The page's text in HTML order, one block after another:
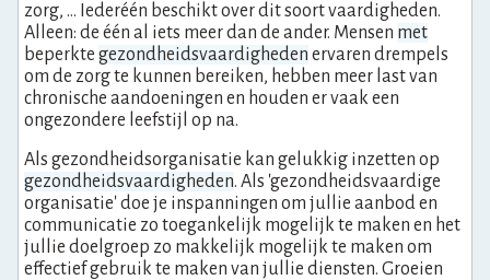
zorg, … Iederéén beschikt over dit soort vaardigheden.
Alleen: de één al iets meer dan de ander. Mensen met
beperkte gezondheidsvaardigheden ervaren drempels
om de zorg te kunnen bereiken, hebben meer last van
chronische aandoeningen en houden er vaak een
ongezondere leefstijl op na.
Als gezondheidsorganisatie kan gelukkig inzetten op
gezondheidsvaardigheden. Als 'gezondheidsvaardige
organisatie' doe je inspanningen om jullie aanbod en
communicatie zo toegankelijk mogelijk te maken en het
jullie doelgroep zo makkelijk mogelijk te maken om
effectief gebruik te maken van jullie diensten. Groeien